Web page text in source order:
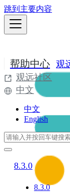
跳到主要内容
帮助中心 观
观远社区
中文
中文
English
8.3.0
8.3.0